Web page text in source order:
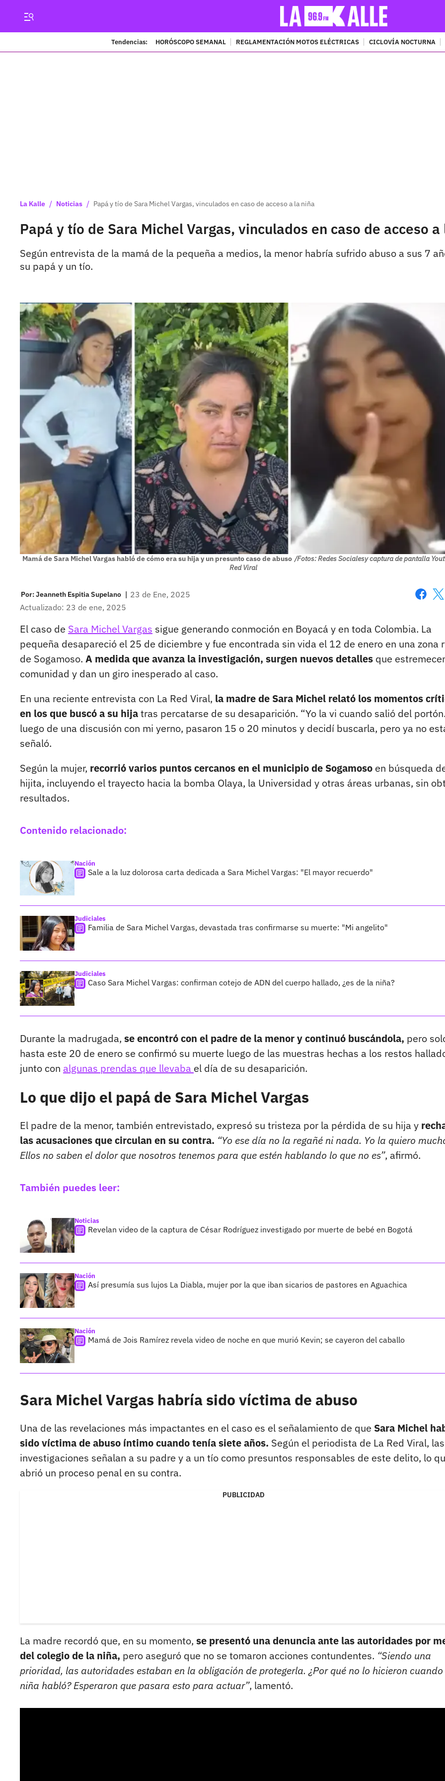
Tendencias: HORÓSCOPO SEMANAL REGLAMENTACIÓN MOTOS ELÉCTRICAS CICLOVÍA NOCTURNA
La Kalle / Noticias / Papá y tío de Sara Michel Vargas, vinculados en caso de acceso a la niña
Papá y tío de Sara Michel Vargas, vinculados en caso de acceso
Según entrevista de la mamá de la pequeña a medios, la menor habría sufrido abuso a sus 7
su papá y un tío.
Mamá de Sara Michel Vargas habló de cómo era su hija y un presunto caso de abuso /Fotos: Redes Socialesy captura de pantalla
Red Viral
Por:Jeanneth Espitia Supelano | 23 de Ene, 2025
Actualizado: 23 de ene, 2025
El caso de Sara Michel Vargas sigue generando conmoción en Boyacá y en toda Colombia. La
pequeña desapareció el 25 de diciembre y fue encontrada sin vida el 12 de enero en una zona
de Sogamoso. A medida que avanza la investigación, surgen nuevos detalles que
comunidad y dan un giro inesperado al caso.
En una reciente entrevista con La Red Viral, la madre de Sara Michel relató los momentos
en los que buscó a su hijatras percatarse de su desaparición. “Yo la vi cuando salió del
luego de una discusión con mi yerno, pasaron 15 o 20 minutos y decidí buscarla, pero ya no
señaló.
Según la mujer, recorrió varios puntos cercanos en el municipio de Sogamoso en búsqueda
hijita, incluyendo el trayecto hacia la bomba Olaya, la Universidad y otras áreas urbanas, sin
resultados.
Contenido relacionado:
Nación
Sale a la luz dolorosa carta dedicada a Sara Michel Vargas: "El mayor recuerdo"
Judiciales
Familia de Sara Michel Vargas, devastada tras confirmarse su muerte: "Mi angelito"
Judiciales
Caso Sara Michel Vargas: confirman cotejo de ADN del cuerpo hallado, ¿es de la niña?
Durante la madrugada, se encontró con el padre de la menor y continuó buscándola, pero
hasta este 20 de enero se confirmó su muerte luego de las muestras hechas a los restos
junto con algunas prendas que llevaba el día de su desaparición.
Lo que dijo el papá de Sara Michel Vargas
El padre de la menor, también entrevistado, expresó su tristeza por la pérdida de su hija y
las acusaciones que circulan en su contra. “Yo ese día no la regañé ni nada. Yo la quiero
Ellos no saben el dolor que nosotros tenemos para que estén hablando lo que no es”, afirmó.
También puedes leer:
Noticias
Revelan video de la captura de César Rodríguez investigado por muerte de bebé en Bogotá
Nación
Así presumía sus lujos La Diabla, mujer por la que iban sicarios de pastores en Aguachica
Nación
Mamá de Jois Ramírez revela video de noche en que murió Kevin; se cayeron del caballo
Sara Michel Vargas habría sido víctima de abuso
Una de las revelaciones más impactantes en el caso es el señalamiento de que Sara Michel
sido víctima de abuso íntimo cuando tenía siete años. Según el periodista de La Red Viral, las
investigaciones señalan a su padre y a un tío como presuntos responsables de este delito, lo
abrió un proceso penal en su contra.
PUBLICIDAD
La madre recordó que, en su momento, se presentó una denuncia ante las autoridades por
del colegio de la niña, pero aseguró que no se tomaron acciones contundentes. “Siendo una
prioridad, las autoridades estaban en la obligación de protegerla. ¿Por qué no lo hicieron
niña habló? Esperaron que pasara esto para actuar”, lamentó.